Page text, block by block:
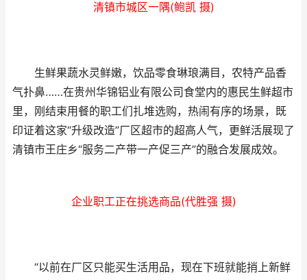
清镇市城区一隅(鲍凯 摄)
生鲜果蔬水灵鲜嫩，饮品零食琳琅满目，农特产品香
气扑鼻……在贵州华锦铝业有限公司食堂内的惠民生鲜超市
里，刚结束用餐的职工们扎堆选购，热闹有序的场景，既
印证着这家“升级改造”厂区超市的超高人气，更鲜活展现了
清镇市王庄乡“服务二产带一产促三产”的融合发展成效。
企业职工正在挑选商品(代胜强 摄)
“以前在厂区只能买生活用品，现在下班就能捎上新鲜